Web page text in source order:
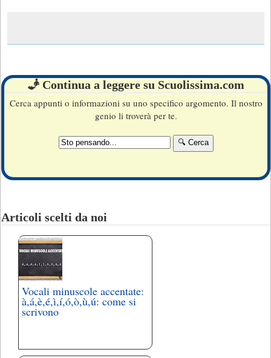
🧞 Continua a leggere su Scuolissima.com
Cerca appunti o informazioni su uno specifico argomento. Il nostro
genio li troverà per te.
Articoli scelti da noi
Vocali minuscole accentate:
à,á,è,é,ì,í,ó,ò,ù,ú: come si
scrivono